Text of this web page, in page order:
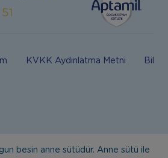
KVKK Aydınlatma Metni Bilgi
besin anne sütüdür. Anne sütü ile